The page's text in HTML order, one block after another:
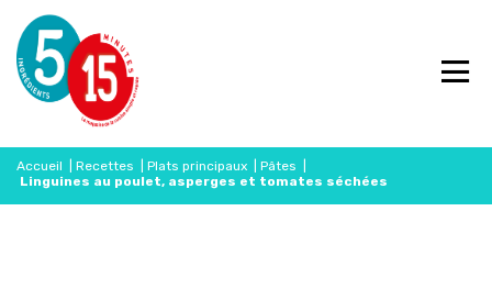
Accueil Recettes Plats principaux Pâtes
Linguines au poulet, asperges et tomates séchées